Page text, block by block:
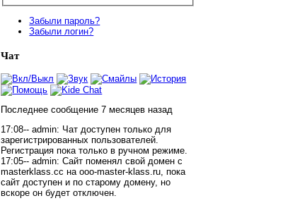
Забыли пароль?
Забыли логин?
Чат
Последнее сообщение 7 месяцев назад
17:08-- admin: Чат доступен только для
зарегистрированных пользователей.
Регистрация пока только в ручном режиме.
17:05-- admin:Сайт поменял свой домен с
masterklass.cc на ooo-master-klass.ru, пока
сайт доступен и по старому домену, но
вскоре он будет отключен.